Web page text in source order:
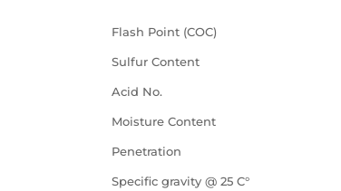
Flash Point (COC)
Sulfur Content
Acid No.
Moisture Content
Penetration
Specific gravity @ 25 C°